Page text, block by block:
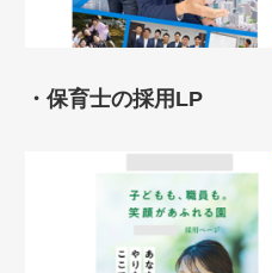
・保育士の採用LP